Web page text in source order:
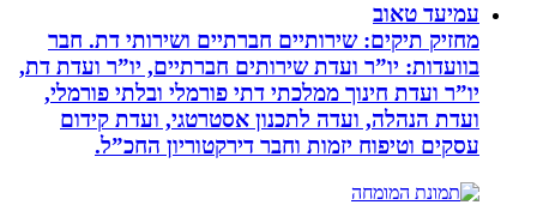
עמיעד טאוב
מחזיק תיקים: שירותיים חברתיים ושירותי דת. חבר
בוועדות: יו”ר ועדת שירותים חברתיים, יו”ר ועדת דת,
יו”ר ועדת חינוך ממלכתי דתי פורמלי ובלתי פורמלי,
ועדת הנהלה, ועדה לתכנון אסטרטגי, ועדת קידום
עסקים וטיפוח יזמות וחבר דירקטוריון החכ”ל.